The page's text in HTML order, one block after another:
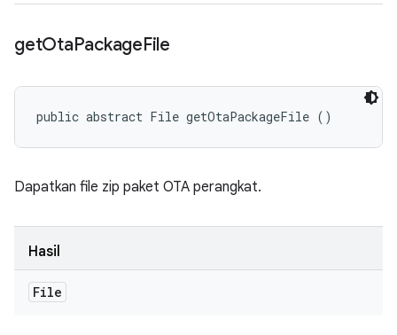
getOtaPackageFile
public abstract File getOtaPackageFile ()
Dapatkan file zip paket OTA perangkat.
Hasil
File